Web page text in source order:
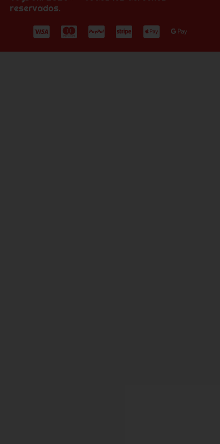
reservados.